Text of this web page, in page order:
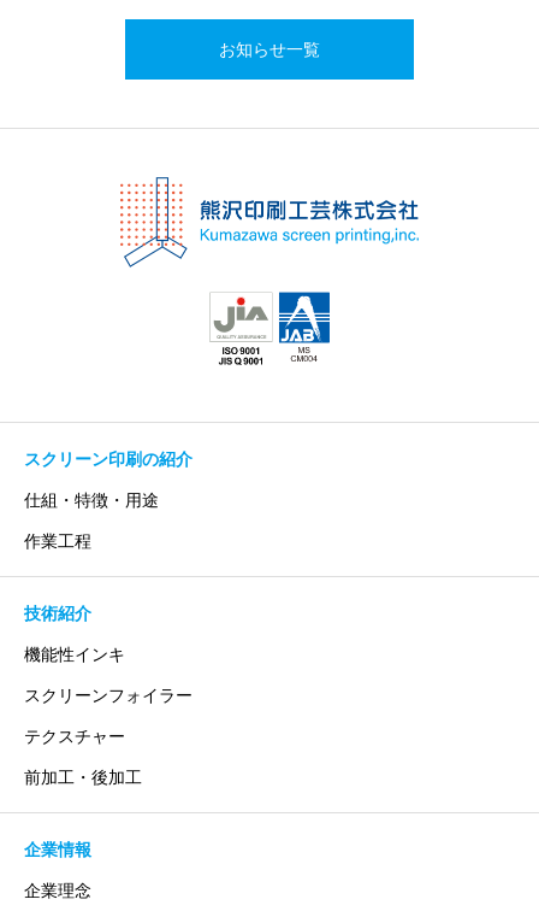
お知らせ一覧
スクリーン印刷の紹介
仕組・特徴・用途
作業工程
技術紹介
機能性インキ
スクリーンフォイラー
テクスチャー
前加工・後加工
企業情報
企業理念